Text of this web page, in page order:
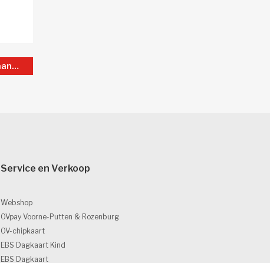
Bus 285 Spijkenisse Marrewijklaan
Service en Verkoop
Webshop
OVpay Voorne-Putten & Rozenburg
OV-chipkaart
EBS Dagkaart Kind
EBS Dagkaart